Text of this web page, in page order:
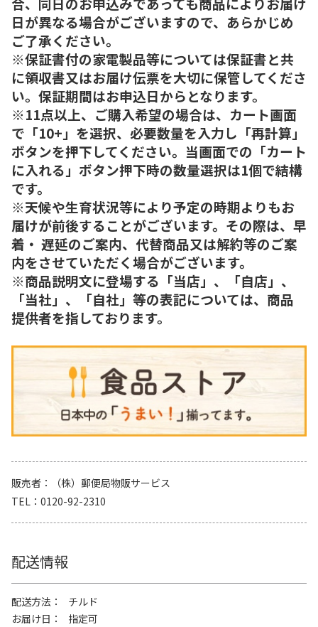
日が異なる場合がございますので、あらかじめ
ご了承ください。
※保証書付の家電製品等については保証書と共
に領収書又はお届け伝票を大切に保管してくださ
い。保証期間はお申込日からとなります。
※11点以上、ご購入希望の場合は、カート画面
で「10+」を選択、必要数量を入力し「再計算」
ボタンを押下してください。当画面での「カート
に入れる」ボタン押下時の数量選択は1個で結構
です。
※天候や生育状況等により予定の時期よりもお
届けが前後することがございます。その際は、早
着・ 遅延のご案内、代替商品又は解約等のご案
内をさせていただく場合がございます。
※商品説明文に登場する「当店」、「自店」、
「当社」、「自社」等の表記については、商品
提供者を指しております。
販売者
（株）郵便局物販サービス
TEL
0120-92-2310
配送情報
配送方法
チルド
お届け日
指定可